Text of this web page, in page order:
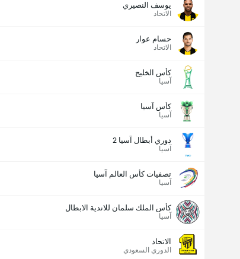
يوسف النصيري
الاتحاد
حسام عوار
الاتحاد
كأس الخليج
آسيا
كأس آسيا
آسيا
دوري أبطال آسيا 2
آسيا
تصفيات كأس العالم آسيا
آسيا
كأس الملك سلمان للاندية الابطال
آسيا
الاتحاد
الدوري السعودي